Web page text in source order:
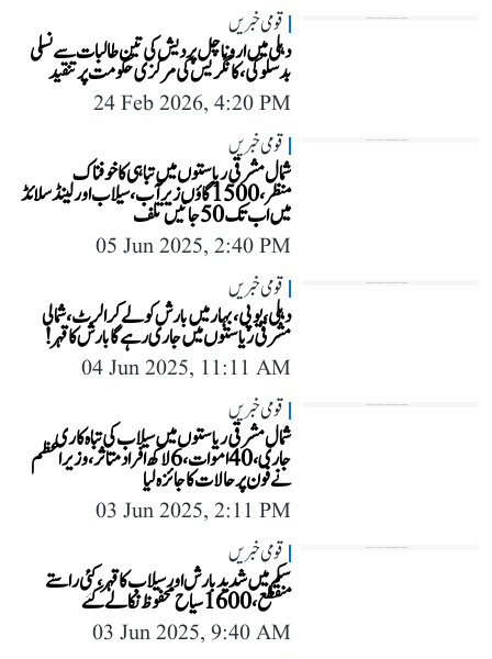
قومی خبریں
دہلی میں اروناچل پردیش کی تین طالبات سے نسلی
بدسلوکی، کانگریس کی مرکزی حکومت پر تنقید
24 Feb 2026, 4:20 PM
قومی خبریں
شمال مشرقی ریاستوں میں تباہی کا خوفناک
منظر، 1500 گاؤں زیر آب، سیلاب اور لینڈ سلائڈ
میں اب تک 50 جانیں تلف
05 Jun 2025, 2:40 PM
قومی خبریں
دہلی، یوپی، بہار میں بارش کو لے کر الرٹ، شمالی
مشرقی ریاستوں میں جاری رہے گا بارش کا قہر!
04 Jun 2025, 11:11 AM
قومی خبریں
شمال مشرقی ریاستوں میں سیلاب کی تباہ کاری
جاری، 40 اموات، 6 لاکھ افراد متاثر، وزیر اعظم
نے فون پر حالات کا جائزہ لیا
03 Jun 2025, 2:11 PM
قومی خبریں
سکم میں شدید بارش اور سیلاب کا قہر، کئی راستے
منقطع، 1600 سیاح محفوظ نکالے گئے
03 Jun 2025, 9:40 AM